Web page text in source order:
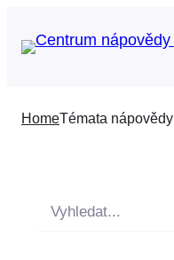
HomeTémata nápovědy